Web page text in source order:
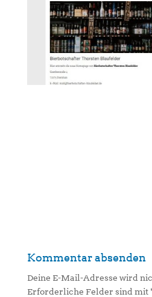
Kommentar absenden
Deine E-Mail-Adresse wird
Erforderliche Felder sind mit